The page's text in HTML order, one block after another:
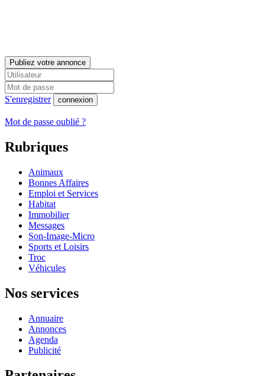
Publiez votre annonce
S'enregistrer connexion
Mot de passe oublié ?
Rubriques
Animaux
Bonnes Affaires
Emploi et Services
Habitat
Immobilier
Messages
Son-Image-Micro
Sports et Loisirs
Troc
Véhicules
Nos services
Annuaire
Annonces
Agenda
Publicité